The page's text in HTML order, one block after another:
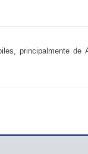
principalmente de